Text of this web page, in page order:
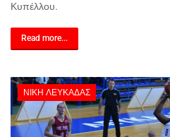
Κυπέλλου.
Read more...
ΝΊΚΗ ΛΕΥΚΆΔΑΣ